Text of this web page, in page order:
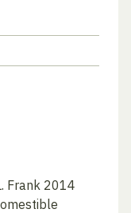
Frank 2014